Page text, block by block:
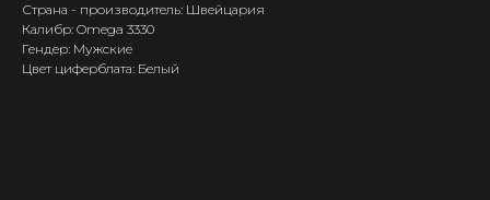
Страна - производитель: Швейцария
Калибр: Omega 3330
Гендер: Мужские
Цвет циферблата: Белый